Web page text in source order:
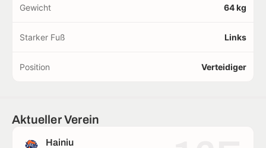
Gewicht 64 kg
Starker Fuß Links
Position Verteidiger
Aktueller Verein
Hainiu